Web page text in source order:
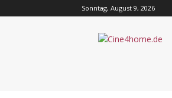
Sonntag, August 9, 2026
Cine4home.de